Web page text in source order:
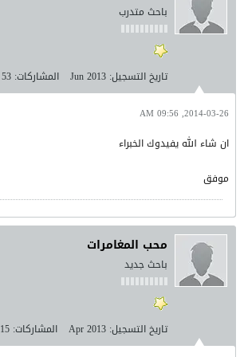
باحث متدرب
تاريخ التسجيل: Jun 2013 المشاركات: 53
2014-03-26, 09:56 AM
ان شاء الله يفيدوك الخبراء
موفق
محب المغامرات
باحث جديد
تاريخ التسجيل: Apr 2013 المشاركات: 15